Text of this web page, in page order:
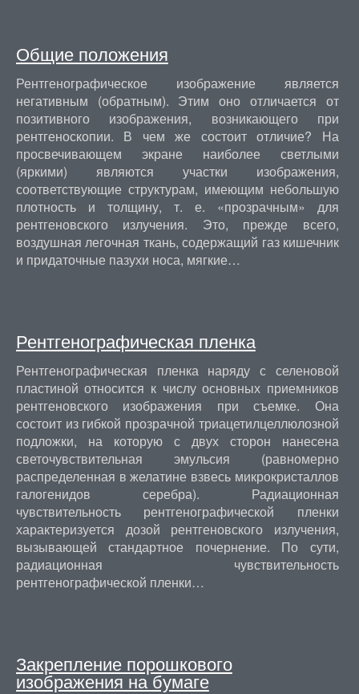
Общие положения
Рентгенографическое изображение является
негативным (обратным). Этим оно отличается от
позитивного изображения, возникающего при
рентгеноскопии. В чем же состоит отличие? На
просвечивающем экране наиболее светлыми
(яркими) являются участки изображения,
соответствующие структурам, имеющим небольшую
плотность и толщину, т. е. «прозрачным» для
рентгеновского излучения. Это, прежде всего,
воздушная легочная ткань, содержащий газ кишечник
и придаточные пазухи носа, мягкие…
Рентгенографическая пленка
Рентгенографическая пленка наряду с селеновой
пластиной относится к числу основных приемников
рентгеновского изображения при съемке. Она
состоит из гибкой прозрачной триацетилцеллюлозной
подложки, на которую с двух сторон нанесена
светочувствительная эмульсия (равномерно
распределенная в желатине взвесь микрокристаллов
галогенидов серебра). Радиационная
чувствительность рентгенографической пленки
характеризуется дозой рентгеновского излучения,
вызывающей стандартное почернение. По сути,
радиационная чувствительность
рентгенографической пленки…
Закрепление порошкового
изображения на бумаге